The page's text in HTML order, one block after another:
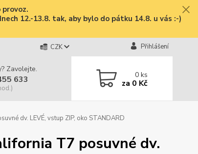
12.-13.8. tak, aby bylo do pátku 14.8. u vás :-)
CZK Přihlášení
Zavolejte.
633 0ks
za 0 Kč
dv. LEVÉ, vstup ZIP, oko STANDARD
T7 posuvné dv.